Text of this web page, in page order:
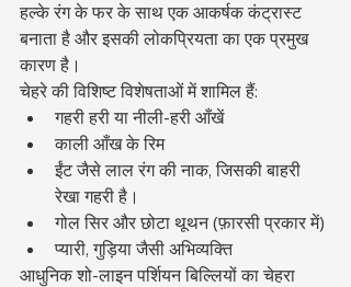
हल्के रंग के फर के साथ एक आकर्षक कंट्रास्ट
बनाता है और इसकी लोकप्रियता का एक प्रमुख
कारण है।
चेहरे की विशिष्ट विशेषताओं में शामिल हैं:
गहरी हरी या नीली-हरी आँखें
काली आँख के रिम
ईंट जैसे लाल रंग की नाक, जिसकी बाहरी
रेखा गहरी है।
गोल सिर और छोटा थूथन (फ़ारसी प्रकार में)
प्यारी, गुड़िया जैसी अभिव्यक्ति
आधुनिक शो-लाइन पर्शियन बिल्लियों का चेहरा